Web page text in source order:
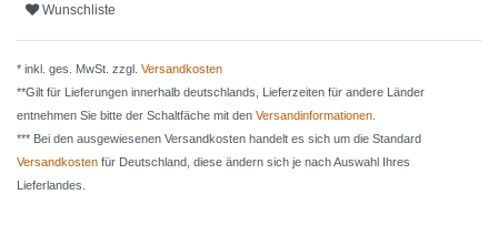
Wunschliste
* inkl. ges. MwSt. zzgl. Versandkosten
**Gilt für Lieferungen innerhalb deutschlands, Lieferzeiten für andere Länder
entnehmen Sie bitte der Schaltfäche mit den Versandinformationen
*** Bei den ausgewiesenen Versandkosten handelt es sich um die Standard
Versandkosten für Deutschland, diese ändern sich je nach Auswahl Ihres
Lieferlandes.